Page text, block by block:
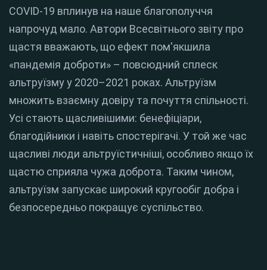
COVID-19 вплинув на наше благополуччя
напрочуд мало. Автори Всесвітнього звіту про
щастя вважають, що ефект пом'якшила
«пандемія доброти» – повсюдний сплеск
альтруїзму у 2020–2021 роках. Альтруїзм
множить взаємну довіру та почуття спільності.
Усі стають щасливішими: бенефіціари,
благодійники і навіть спостерігачі. У той же час
щасливі люди альтруїстичніші, особливо якщо їх
щастю сприяла чужа доброта. Таким чином,
альтруїзм запускає широкий кругообіг добра і
безпосередньо покращує суспільство.